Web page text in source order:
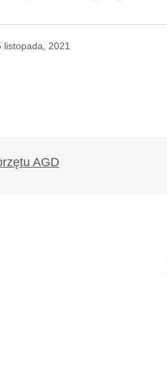
listopada, 2021